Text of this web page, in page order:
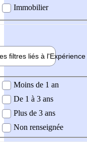
Immobilier
filtres liés à l'Expérience
demandée
Moins de 1 an
De 1 à 3 ans
Plus de 3 ans
Non renseignée